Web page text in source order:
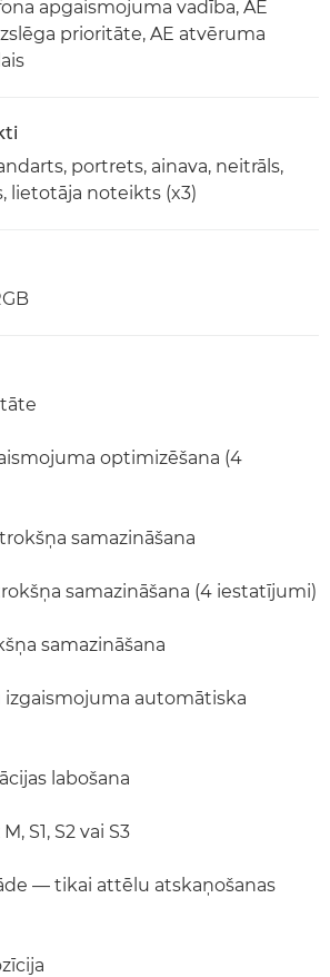
apgaismojuma vadība, AE
prioritāte, AE atvēruma
portrets, ainava, neitrāls,
lietotāja noteikts (x3)
optimizēšana (4
samazināšana
samazināšana (4 iestatījumi)
samazināšana
automātiska
labošana
S1, S2 vai S3
— tikai attēlu atskaņošanas